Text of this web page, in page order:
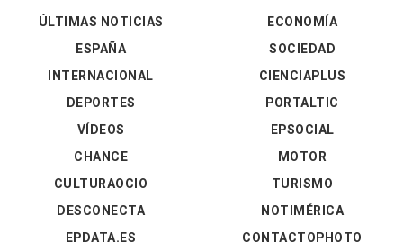
ÚLTIMAS NOTICIAS
ESPAÑA
INTERNACIONAL
DEPORTES
VÍDEOS
ECONOMÍA
SOCIEDAD
CIENCIAPLUS
PORTALTIC
EPSOCIAL
CHANCE
CULTURAOCIO
DESCONECTA
EPDATA.ES
MOTOR
TURISMO
NOTIMÉRICA
CONTACTOPHOTO